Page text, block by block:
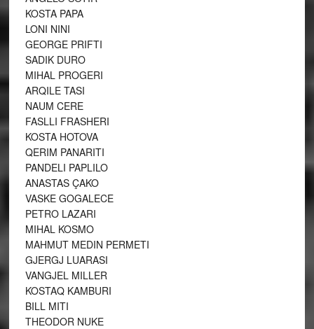
KOSTA PAPA
LONI NINI
GEORGE PRIFTI
SADIK DURO
MIHAL PROGERI
ARQILE TASI
NAUM CERE
FASLLI FRASHERI
KOSTA HOTOVA
QERIM PANARITI
PANDELI PAPLILO
ANASTAS ÇAKO
VASKE GOGALECE
PETRO LAZARI
MIHAL KOSMO
MAHMUT MEDIN PERMETI
GJERGJ LUARASI
VANGJEL MILLER
KOSTAQ KAMBURI
BILL MITI
THEODOR NUKE